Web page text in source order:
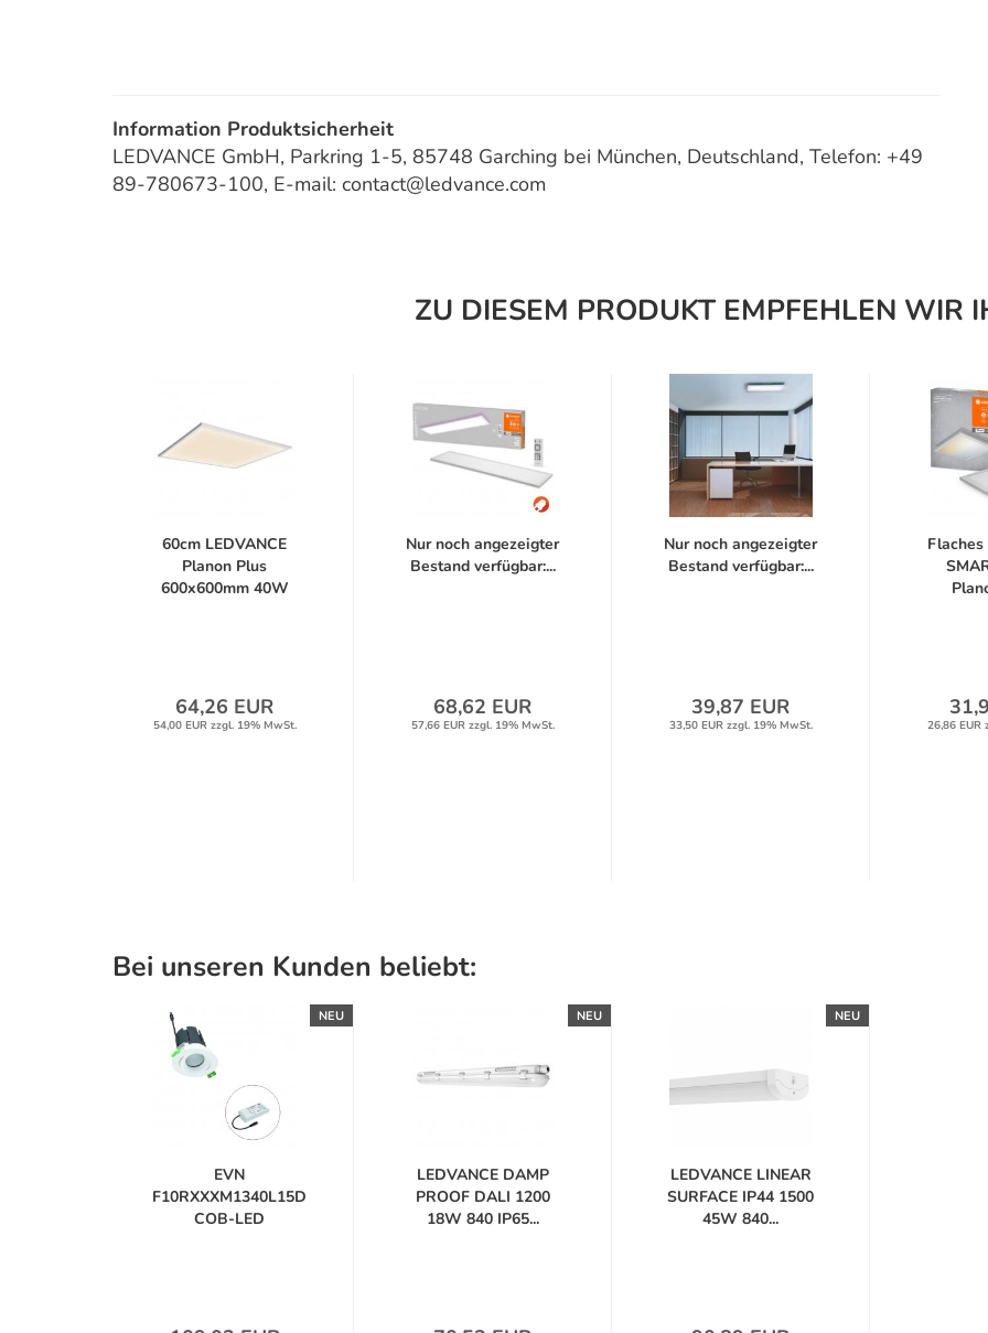
Information Produktsicherheit
LEDVANCE GmbH, Parkring 1-5, 85748 Garching bei München, Deutschland, Telefon: +49
89-780673-100, E-mail: contact@ledvance.com
ZU DIESEM PRODUKT EMPFEHLEN WIR
60cm LEDVANCE
Planon Plus
600x600mm 40W
64,26 EUR
54,00 EUR zzgl. 19% MwSt.
Nur noch angezeigter
Bestand verfügbar:...
68,62 EUR
57,66 EUR zzgl. 19% MwSt.
Nur noch angezeigter
Bestand verfügbar:...
39,87 EUR
33,50 EUR zzgl. 19% MwSt.
Flaches
26,86 EUR
Bei unseren Kunden beliebt:
NEU
EVN
F10RXXXM1340L15D
COB-LED
NEU
LEDVANCE DAMP
PROOF DALI 1200
18W 840 IP65...
NEU
LEDVANCE LINEAR
SURFACE IP44 1500
45W 840...